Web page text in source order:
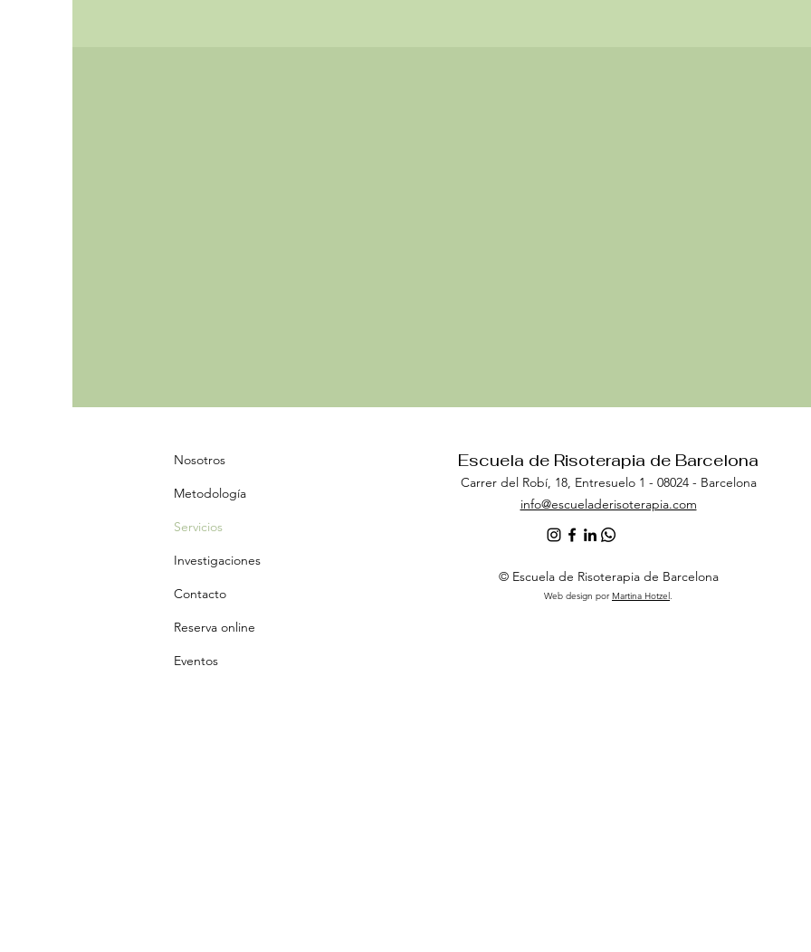
Nosotros
Metodología
Servicios
Investigaciones
Contacto
Reserva online
Eventos
Escuela de Risoterapia de Barcelona
Carrer del Robí, 18, Entresuelo 1 - 08024 - Barcelona
info@escueladerisoterapia.com
© Escuela de Risoterapia de Barcelona
Web design por Martina Hotzel.